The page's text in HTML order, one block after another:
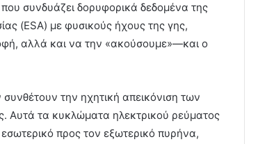
συνδυάζει δορυφορικά δεδομένα της
(ESA) με φυσικούς ήχους της γης,
αλλά και να την «ακούσουμε»—και ο
συνθέτουν την ηχητική απεικόνιση των
Αυτά τα κυκλώματα ηλεκτρικού ρεύματος
προς τον εξωτερικό πυρήνα,